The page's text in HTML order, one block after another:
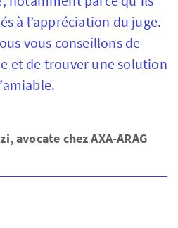
à l’appréciation du juge.
vous conseillons de
et de trouver une solution
avocate chez AXA-ARAG